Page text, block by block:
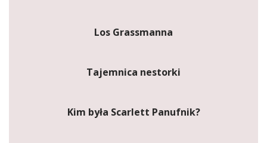
Los Grassmanna
Tajemnica nestorki
Kim była Scarlett Panufnik?